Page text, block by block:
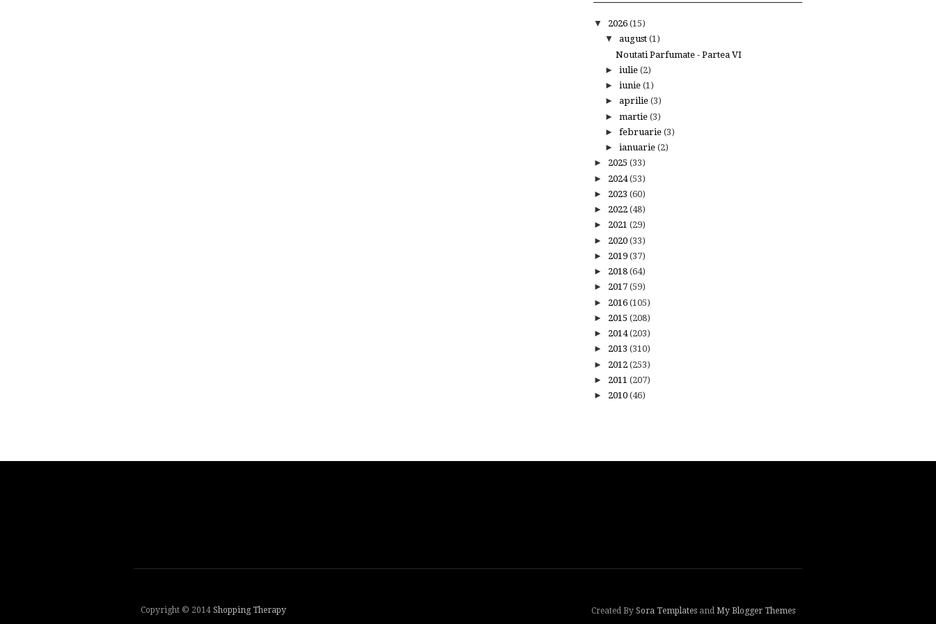
▼ 2026 (15)
▼ august (1)
Noutati Parfumate - Partea VI
► iulie (2)
► iunie (1)
► aprilie (3)
► martie (3)
► februarie (3)
► ianuarie (2)
► 2025 (33)
► 2024(53)
► 2023 (60)
► 2022 (48)
► 2021 (29)
► 2020 (33)
► 2019 (37)
► 2018 (64)
► 2017 (59)
► 2016 (105)
► 2015 (208)
► 2014(203)
► 2013 (310)
► 2012 (253)
► 2011 (207)
► 2010 (46)
Copyright © 2014 Shopping Therapy Created By Sora Templates and My Blogger Themes